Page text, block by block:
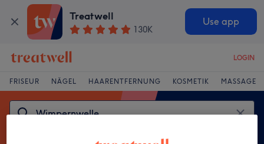
Treatwell
130K
Use app
LOGIN
FRISEUR NÄGEL HAARENTFERNUNG KOSMETIK MASSAGE